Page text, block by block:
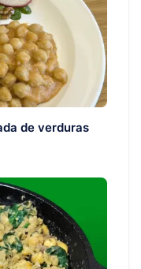
de verduras